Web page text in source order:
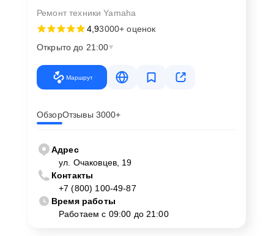
Ремонт техники Yamaha
4,93000+ оценок
Открыто до 21:00
Маршрут
ОбзорОтзывы 3000+
Адрес
ул. Очаковцев, 19
Контакты
+7 (800) 100-49-87
Время работы
Работаем с 09:00 до 21:00